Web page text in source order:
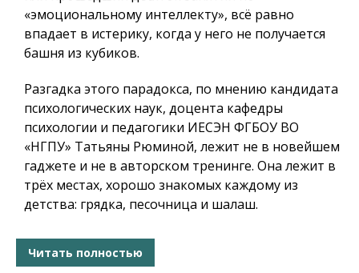
«эмоциональному интеллекту», всё равно
впадает в истерику, когда у него не получается
башня из кубиков.
Разгадка этого парадокса, по мнению кандидата
психологических наук, доцента кафедры
психологии и педагогики ИЕСЭН ФГБОУ ВО
«НГПУ» Татьяны Рюминой, лежит не в новейшем
гаджете и не в авторском тренинге. Она лежит в
трёх местах, хорошо знакомых каждому из
детства: грядка, песочница и шалаш.
Читать полностью